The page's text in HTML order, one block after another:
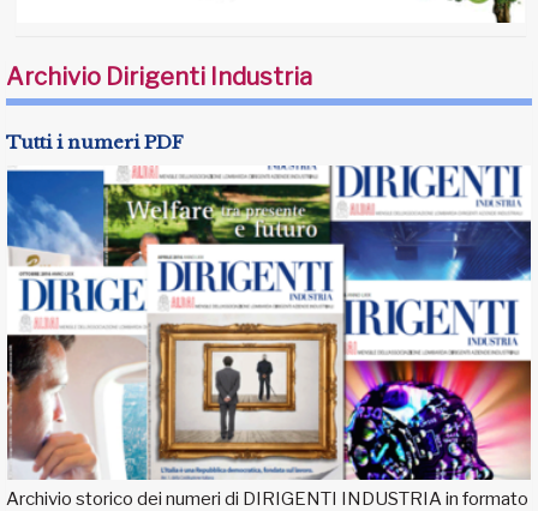
Archivio Dirigenti Industria
Tutti i numeri PDF
Archivio storico dei numeri di DIRIGENTI INDUSTRIA in formato